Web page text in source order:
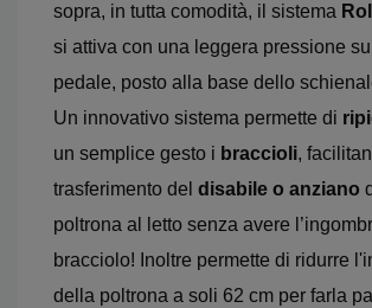
sopra, in tutta comodità, il sistema
si attiva con una leggera pressione
pedale, posto alla base dello
Un innovativo sistema permette di
un semplice gesto i braccioli,
trasferimento del disabile o anziano
poltrona al letto senza avere
bracciolo! Inoltre permette di ridurre
della poltrona a soli 62 cm per farla